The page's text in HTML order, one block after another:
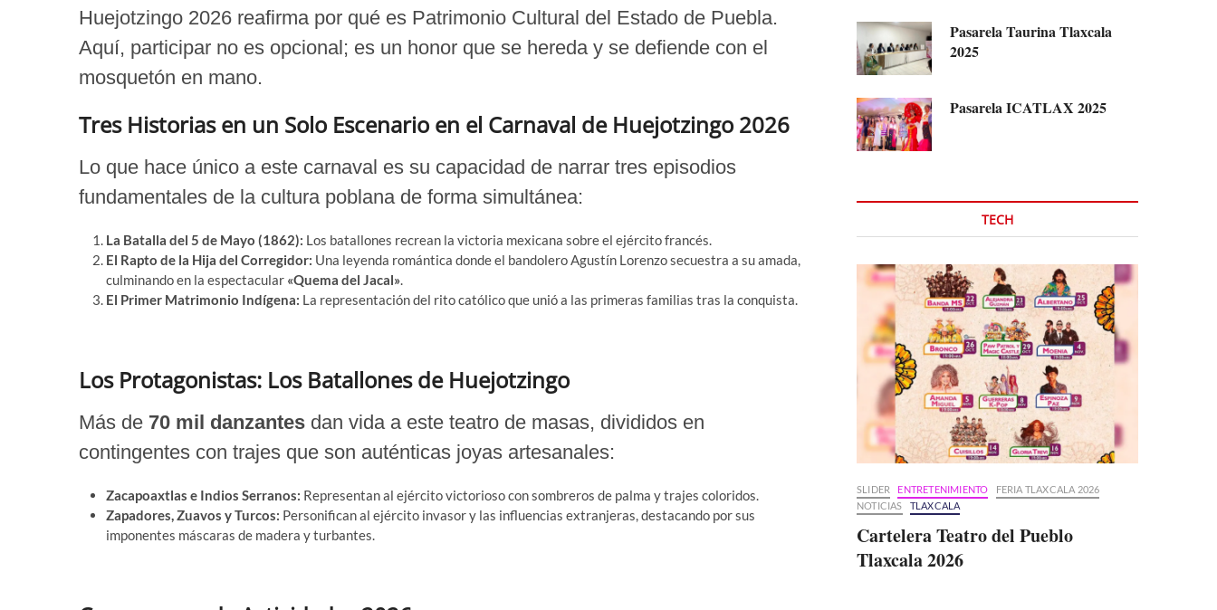
Huejotzingo 2026 reafirma por qué es Patrimonio Cultural del Estado de Puebla.
Aquí, participar no es opcional; es un honor que se hereda y se defiende con el
mosquetón en mano.
Tres Historias en un Solo Escenario en el Carnaval de Huejotzingo 2026
Lo que hace único a este carnaval es su capacidad de narrar tres episodios
fundamentales de la cultura poblana de forma simultánea:
La Batalla del 5 de Mayo (1862): Los batallones recrean la victoria mexicana sobre el ejército francés.
El Rapto de la Hija del Corregidor: Una leyenda romántica donde el bandolero Agustín Lorenzo secuestra a su amada,
culminando en la espectacular «Quema del Jacal».
El Primer Matrimonio Indígena: La representación del rito católico que unió a las primeras familias tras la conquista.
Los Protagonistas: Los Batallones de Huejotzingo
Más de 70 mil danzantes dan vida a este teatro de masas, divididos en
contingentes con trajes que son auténticas joyas artesanales:
Zacapoaxtlas e Indios Serranos: Representan al ejército victorioso con sombreros de palma y trajes coloridos.
Zapadores, Zuavos y Turcos: Personifican al ejército invasor y las influencias extranjeras, destacando por sus
imponentes máscaras de madera y turbantes.
Pasarela Taurina Tlaxcala
2025
Pasarela ICATLAX 2025
TECH
SLIDER ENTRETENIMIENTO
FERIA TLAXCALA 2026
NOTICIAS
TLAXCALA
Cartelera Teatro del Pueblo
Tlaxcala 2026